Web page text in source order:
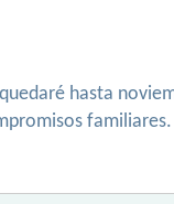
hasta